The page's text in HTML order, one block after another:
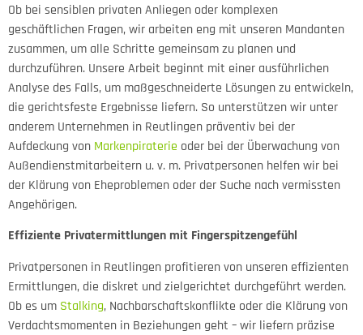
Ob bei sensiblen privaten Anliegen oder komplexen
geschäftlichen Fragen, wir arbeiten eng mit unseren Mandanten
zusammen, um alle Schritte gemeinsam zu planen und
durchzuführen. Unsere Arbeit beginnt mit einer ausführlichen
Analyse des Falls, um maßgeschneiderte Lösungen zu entwickeln,
die gerichtsfeste Ergebnisse liefern. So unterstützen wir unter
anderem Unternehmen in Reutlingen präventiv bei der
Aufdeckung von Markenpiraterie oder bei der Überwachung von
Außendienstmitarbeitern u. v. m. Privatpersonen helfen wir bei
der Klärung von Eheproblemen oder der Suche nach vermissten
Angehörigen.
Effiziente Privatermittlungen mit Fingerspitzengefühl
Privatpersonen in Reutlingen profitieren von unseren effizienten
Ermittlungen, die diskret und zielgerichtet durchgeführt werden.
Ob es um Stalking, Nachbarschaftskonflikte oder die Klärung von
Verdachtsmomenten in Beziehungen geht – wir liefern präzise